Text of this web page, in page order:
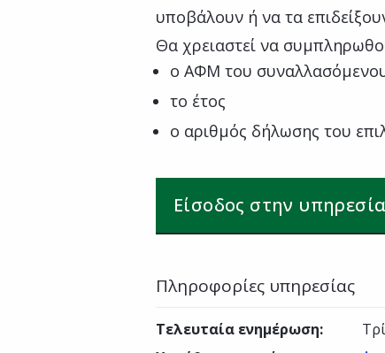
υποβάλουν ή να τα επιδείξουν
Θα χρειαστεί να
ο ΑΦΜ του
το έτος
ο αριθμός δήλωσης του
Είσοδος στην υπηρεσία
Πληροφορίες υπηρεσίας
Τελευταία ενημέρωση: